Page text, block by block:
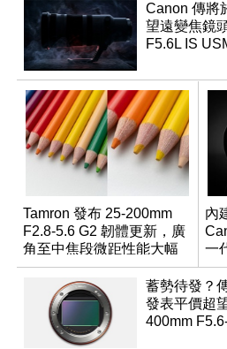
Canon 傳將
望遠變焦鏡
F5.6L IS
Tamron 發布 25-200mm
F2.8-5.6 G2 韌體更新，廣
角至中焦段微距性能大幅
升級
內
一
蓄勢待發？
發表平價超
400mm